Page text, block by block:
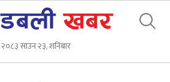
२०८३ साउन २३, शनिबार